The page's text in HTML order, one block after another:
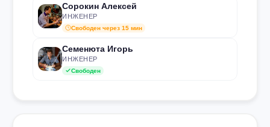
Сорокин Алексей
ИНЖЕНЕР
Свободен через 15 мин
Семенюта Игорь
ИНЖЕНЕР
Свободен